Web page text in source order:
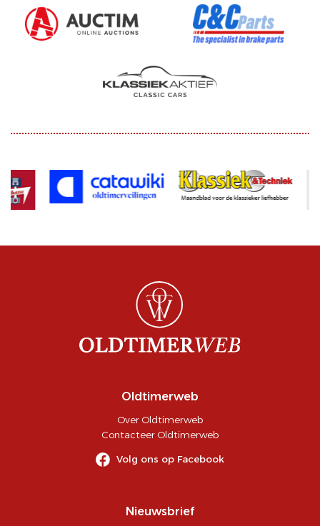
Oldtimerweb
Over Oldtimerweb
Contacteer Oldtimerweb
Volg ons op Facebook
Nieuwsbrief